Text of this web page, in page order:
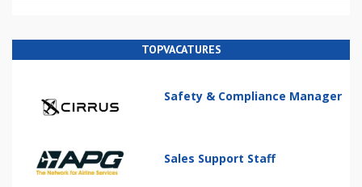
TOPVACATURES
Safety & Compliance Manager
Sales Support Staff